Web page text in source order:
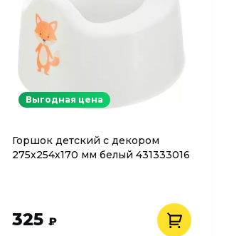
Горшок детский с декором
275х254х170 мм белый 431333016
325 ₽
Выгодная цена